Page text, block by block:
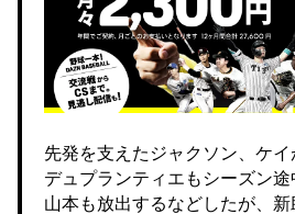
先発を支えたジャクソン、ケ
デュプランティエもシーズン途
山本も放出するなどしたが、